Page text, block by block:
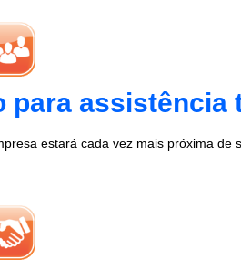
para assistência
estará cada vez mais próxima de